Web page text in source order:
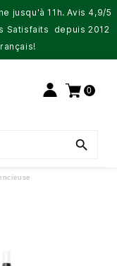
jusqu'à 11h. Avis 4,9/5
Satisfaits depuis 2012
0
